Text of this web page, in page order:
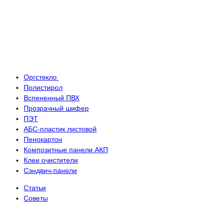
Оргстекло
Полистирол
Вспененный ПВХ
Прозрачный шифер
ПЭТ
АБС-пластик листовой
Пенокартон
Композитные панели АКП
Клеи очистители
Сэндвич-панели
Статьи
Советы